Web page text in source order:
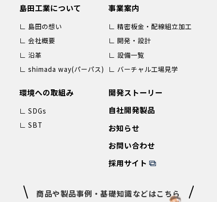
島田工業について
∟ 島田の想い
∟ 会社概要
∟ 沿革
∟ shimada way(パーパス)
事業案内
∟ 精密板金・配線組立加工
∟ 開発・設計
∟ 設備一覧
∟ バーチャル工場見学
環境への取組み
∟ SDGs
∟ SBT
開発ストーリー
自社開発製品
お知らせ
お問い合わせ
採用サイト
商品や製品事例・基礎知識などはこちら